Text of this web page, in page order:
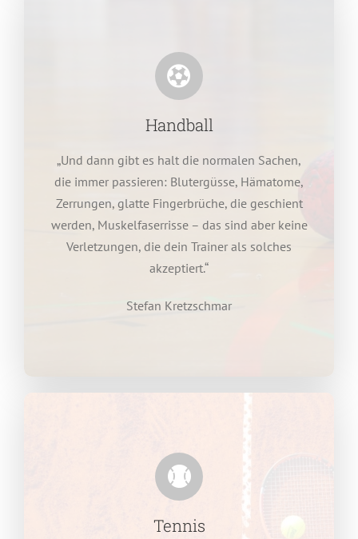
Handball
„Und dann gibt es halt die normalen Sachen,
die immer passieren: Blutergüsse, Hämatome,
Zerrungen, glatte Fingerbrüche, die geschient
werden, Muskelfaserrisse – das sind aber keine
Verletzungen, die dein Trainer als solches
akzeptiert.“
Stefan Kretzschmar
Tennis